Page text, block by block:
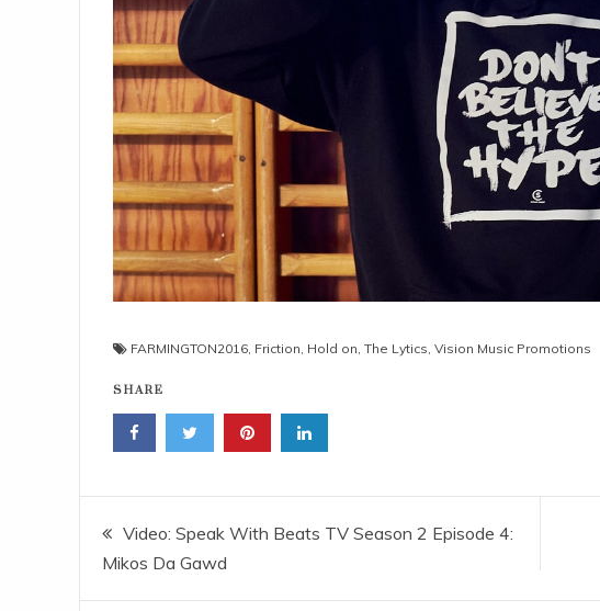
FARMINGTON2016, Friction, Hold on, The Lytics, Vision Music Promotions
SHARE
Navigace
pro
Video: Speak With Beats TV Season 2 Episode 4:
Mikos Da Gawd